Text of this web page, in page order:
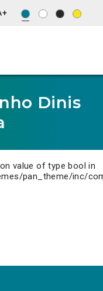
Dinis
value of type bool in
pan_theme/inc/